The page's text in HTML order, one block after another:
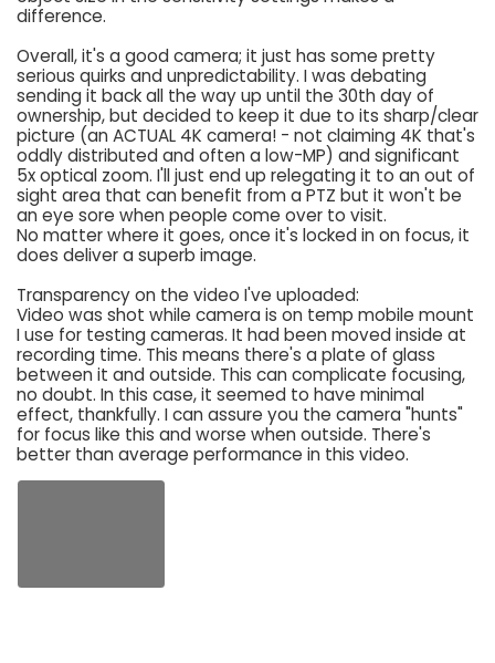
difference.
Overall, it's a good camera; it just has some pretty
serious quirks and unpredictability. I was debating
sending it back all the way up until the 30th day of
ownership, but decided to keep it due to its sharp/clear
picture (an ACTUAL 4K camera! - not claiming 4K that's
oddly distributed and often a low-MP) and significant
5x optical zoom. I'll just end up relegating it to an out of
sight area that can benefit from a PTZ but it won't be
an eye sore when people come over to visit.
No matter where it goes, once it's locked in on focus, it
does deliver a superb image.
Transparency on the video I've uploaded:
Video was shot while camera is on temp mobile mount
I use for testing cameras. It had been moved inside at
recording time. This means there's a plate of glass
between it and outside. This can complicate focusing,
no doubt. In this case, it seemed to have minimal
effect, thankfully. I can assure you the camera "hunts"
for focus like this and worse when outside. There's
better than average performance in this video.